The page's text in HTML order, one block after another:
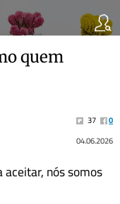
quem
37
0
04.06.2026
nós somos